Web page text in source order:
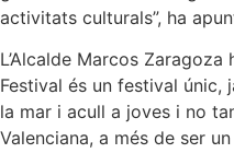
activitats culturals”, ha
L’Alcalde Marcos
Festival és un festival únic,
la mar i acull a joves i no
Valenciana, a més de ser